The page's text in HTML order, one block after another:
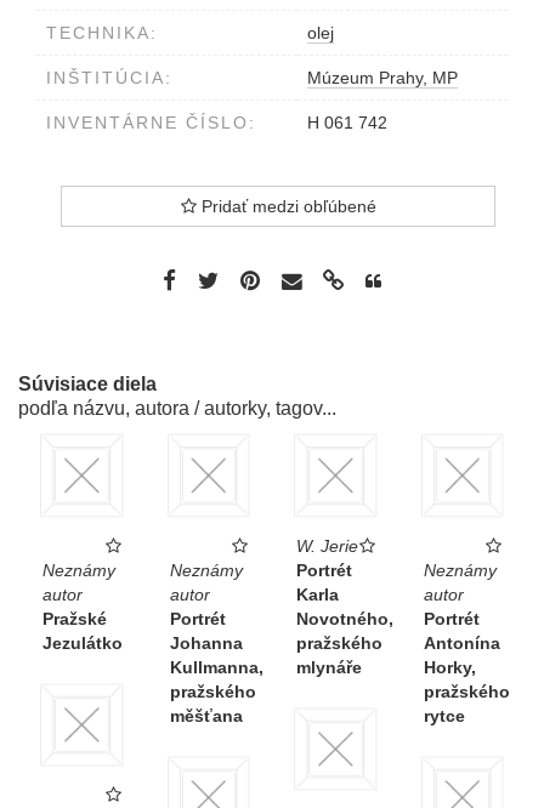
TECHNIKA: olej
INŠTITÚCIA: Múzeum Prahy, MP
INVENTÁRNE ČÍSLO: H 061 742
Pridať medzi obľúbené
Súvisiace diela
podľa názvu, autora / autorky, tagov...
Neznámy
autor
Pražské
Jezulátko
Neznámy
autor
Portrét
Johanna
Kullmanna,
pražského
měšťana
W. Jerie
Portrét
Karla
Novotného,
pražského
mlynáře
Neznámy
autor
Portrét
Antonína
Horky,
pražského
rytce